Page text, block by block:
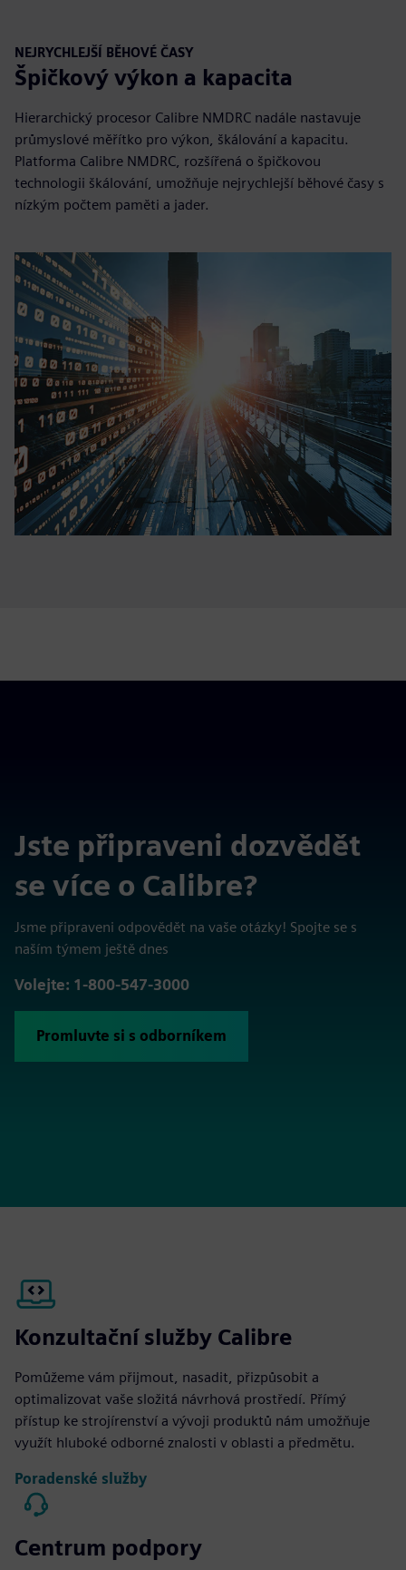
NEJRYCHLEJŠÍ BĚHOVÉ ČASY
Špičkový výkon a kapacita
Hierarchický procesor Calibre NMDRC nadále nastavuje
průmyslové měřítko pro výkon, škálování a kapacitu.
Platforma Calibre NMDRC, rozšířená o špičkovou
technologii škálování, umožňuje nejrychlejší běhové časy s
nízkým počtem paměti a jader.
Jste připraveni dozvědět
se více o Calibre?
Jsme připraveni odpovědět na vaše otázky! Spojte se s
naším týmem ještě dnes
Volejte: 1-800-547-3000
Promluvte si s odborníkem
Konzultační služby Calibre
Pomůžeme vám přijmout, nasadit, přizpůsobit a
optimalizovat vaše složitá návrhová prostředí. Přímý
přístup ke strojírenství a vývoji produktů nám umožňuje
využít hluboké odborné znalosti v oblasti a předmětu.
Poradenské služby
Centrum podpory